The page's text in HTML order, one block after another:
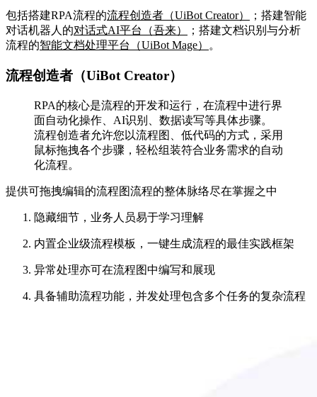
包括搭建RPA流程的流程创造者（UiBot Creator）
；搭建智能
对话机器人的对话式AI平台（吾来）
；搭建文档识别与分析
流程的智能文档处理平台（UiBot Mage） 。
流程创造者（UiBot Creator）
RPA的核心是流程的开发和运行，在流程中进行界
面自动化操作、AI识别、数据读写等具体步骤。
流程创造者允许您以流程图、低代码的方式，采用
鼠标拖拽各个步骤，轻松组装符合业务需求的自动
化流程。
提供可拖拽编辑的流程图流程的整体脉络尽在掌握之中
隐藏细节，业务人员易于学习理解
内置企业级流程模板，一键生成流程的最佳实践框架
异常处理亦可在流程图中编写和展现
具备辅助流程功能，并发处理包含多个任务的复杂流程